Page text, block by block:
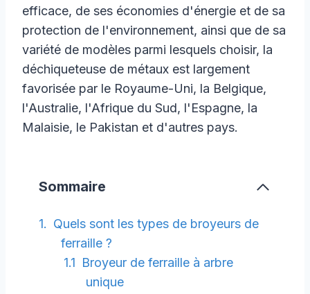
efficace, de ses économies d'énergie et de sa
protection de l'environnement, ainsi que de sa
variété de modèles parmi lesquels choisir, la
déchiqueteuse de métaux est largement
favorisée par le Royaume-Uni, la Belgique,
l'Australie, l'Afrique du Sud, l'Espagne, la
Malaisie, le Pakistan et d'autres pays.
Sommaire
Quels sont les types de broyeurs de
ferraille ?
Broyeur de ferraille à arbre
unique